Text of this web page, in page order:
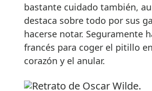
bastante cuidado también,
destaca sobre todo por sus
hacerse notar. Seguramente
francés para coger el pitillo
corazón y el anular.